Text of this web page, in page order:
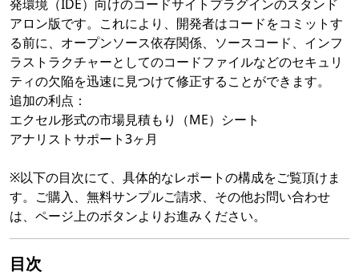
発環境（IDE）向けのコードサイトプラグインのスタンド
アロン版です。これにより、開発者はコードをコミットす
る前に、オープンソース依存関係、ソースコード、インフ
ラストラクチャーとしてのコードファイルなどのセキュリ
ティの欠陥を迅速に見つけて修正することができます。
追加の利点：
エクセル形式の市場見積もり（ME）シート
アナリストサポート3ヶ月
※以下の目次にて、具体的なレポートの構成をご覧頂けま
す。ご購入、無料サンプルご請求、その他お問い合わせ
は、ページ上のボタンよりお進みください。
目次